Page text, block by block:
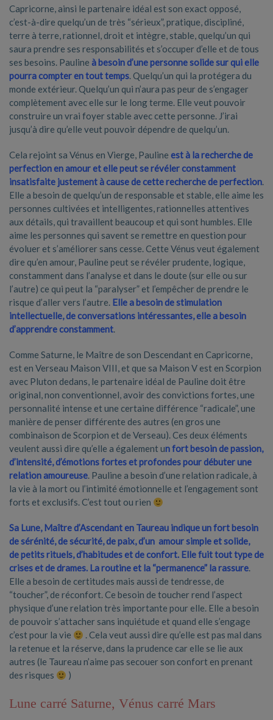
Capricorne, ainsi le partenaire idéal est son exact opposé,
c’est-à-dire quelqu’un de très “sérieux”, pratique, discipliné,
terre à terre, rationnel, droit et intègre, stable, quelqu’un qui
saura prendre ses responsabilités et s’occuper d’elle et de tous
ses besoins. Pauline à besoin d’une personne solide sur qui elle
pourra compter en tout temps. Quelqu’un qui la protégera du
monde extérieur. Quelqu’un qui n’aura pas peur de s’engager
complètement avec elle sur le long terme. Elle veut pouvoir
construire un vrai foyer stable avec cette personne. J’irai
jusqu’à dire qu’elle veut pouvoir dépendre de quelqu’un.
Cela rejoint sa Vénus en Vierge, Pauline est à la recherche de
perfection en amour et elle peut se révéler constamment
insatisfaite justement à cause de cette recherche de perfection.
Elle a besoin de quelqu’un de responsable et stable, elle aime les
personnes cultivées et intelligentes, rationnelles attentives
aux détails, qui travaillent beaucoup et qui sont humbles. Elle
aime les personnes qui savent se remettre en question pour
évoluer et s’améliorer sans cesse. Cette Vénus veut également
dire qu’en amour, Pauline peut se révéler prudente, logique,
constamment dans l’analyse et dans le doute (sur elle ou sur
l’autre) ce qui peut la “paralyser” et l’empêcher de prendre le
risque d’aller vers l’autre. Elle a besoin de stimulation
intellectuelle, de conversations intéressantes, elle a besoin
d’apprendre constamment.
Comme Saturne, le Maître de son Descendant en Capricorne,
est en Verseau Maison VIII, et que sa Maison V est en Scorpion
avec Pluton dedans, le partenaire idéal de Pauline doit être
original, non conventionnel, avoir des convictions fortes, une
personnalité intense et une certaine différence “radicale”, une
manière de penser différente des autres (en gros une
combinaison de Scorpion et de Verseau). Ces deux éléments
veulent aussi dire qu’elle a également un fort besoin de passion,
d’intensité, d’émotions fortes et profondes pour débuter une
relation amoureuse. Pauline a besoin d’une relation radicale, à
la vie à la mort ou l’intimité émotionnelle et l’engagement sont
forts et exclusifs. C’est tout ou rien
Sa Lune, Maître d’Ascendant en Taureau indique un fort besoin
de sérénité, de sécurité, de paix, d’un amour simple et solide,
de petits rituels, d’habitudes et de confort. Elle fuit tout type de
crises et de drames. La routine et la “permanence” la rassure.
Elle a besoin de certitudes mais aussi de tendresse, de
“toucher”, de réconfort. Ce besoin de toucher rend l’aspect
physique d’une relation très importante pour elle. Elle a besoin
de pouvoir s’attacher sans inquiétude et quand elle s’engage
c’est pour la vie
. Cela veut aussi dire qu’elle est pas mal dans
la retenue et la réserve, dans la prudence car elle se lie aux
autres (le Taureau n’aime pas secouer son confort en prenant
des risques
)
Lune carré Saturne, Vénus carré Mars